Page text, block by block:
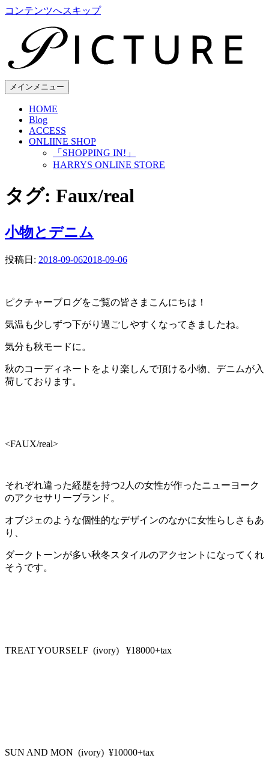
コンテンツへスキップ
メインメニュー
HOME
Blog
ACCESS
ONLIINE SHOP
「SHOPPING IN!」
HARRYS ONLINE STORE
タグ: Faux/real
小物とデニム
投稿日: 2018-09-062018-09-06
ピクチャーブログをご覧の皆さまこんにちは！
気温も少しずつ下がり過ごしやすくなってきましたね。
気分も秋モードに。
秋のコーディネートをより楽しんで頂ける小物、デニムが入
荷しております。
<FAUX/real>
それぞれ違った経歴を持つ2人の女性が作ったニューヨーク
のアクセサリーブランド。
オブジェのような個性的なデザインのなかに女性らしさもあ
り、
ダークトーンが多い秋冬スタイルのアクセントになってくれ
そうです。
TREAT YOURSELF (ivory) ¥18000+tax
SUN AND MON (ivory) ¥10000+tax